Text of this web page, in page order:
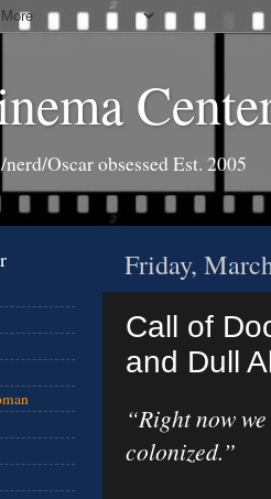
Oscar obsessed Est. 2005
Friday,
Call of
and Dull
“Right now
colonized.”